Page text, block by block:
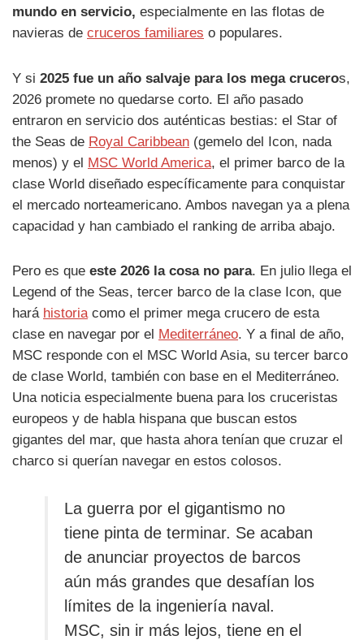
mundo en servicio, especialmente en las flotas de
navieras de cruceros familiares o populares.
Y si 2025 fue un año salvaje para los mega cruceros,
2026 promete no quedarse corto. El año pasado
entraron en servicio dos auténticas bestias: el Star of
the Seas de Royal Caribbean (gemelo del Icon, nada
menos) y el MSC World America, el primer barco de la
clase World diseñado específicamente para conquistar
el mercado norteamericano. Ambos navegan ya a plena
capacidad y han cambiado el ranking de arriba abajo.
Pero es que este 2026 la cosa no para. En julio llega el
Legend of the Seas, tercer barco de la clase Icon, que
hará historiacomo el primer mega crucero de esta
clase en navegar por el Mediterráneo. Y a final de año,
MSC responde con el MSC World Asia, su tercer barco
de clase World, también con base en el Mediterráneo.
Una noticia especialmente buena para los cruceristas
europeos y de habla hispana que buscan estos
gigantes del mar, que hasta ahora tenían que cruzar el
charco si querían navegar en estos colosos.
La guerra por el gigantismo no
tiene pinta de terminar. Se acaban
de anunciar proyectos de barcos
aún más grandes que desafían los
límites de la ingeniería naval.
MSC, sin ir más lejos, tiene en el